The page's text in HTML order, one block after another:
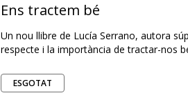
Ens tractem bé
Un nou llibre de Lucía Serrano, autora
respecte i la importància de tractar-nos
ESGOTAT